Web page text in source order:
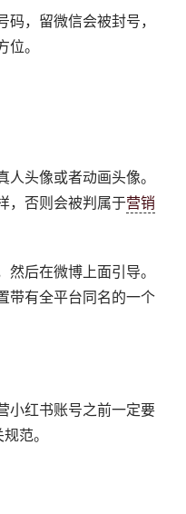
码，留微信会被封号，
位。
人头像或者动画头像。
，否则会被判属于营销
然后在微博上面引导。
带有全平台同名的一个
小红书账号之前一定要
范。